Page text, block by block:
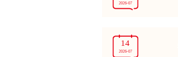
2026-07
14
2026-07